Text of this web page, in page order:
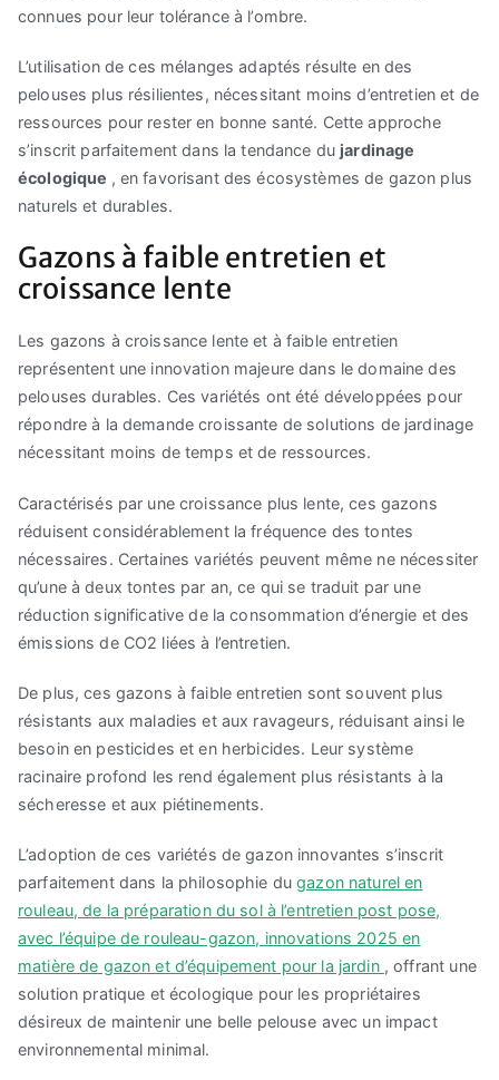
connues pour leur tolérance à l’ombre.
L’utilisation de ces mélanges adaptés résulte en des
pelouses plus résilientes, nécessitant moins d’entretien et de
ressources pour rester en bonne santé. Cette approche
s’inscrit parfaitement dans la tendance dujardinage
écologique , en favorisant des écosystèmes de gazon plus
naturels et durables.
Gazons à faible entretien et
croissance lente
Les gazons à croissance lente et à faible entretien
représentent une innovation majeure dans le domaine des
pelouses durables. Ces variétés ont été développées pour
répondre à la demande croissante de solutions de jardinage
nécessitant moins de temps et de ressources.
Caractérisés par une croissance plus lente, ces gazons
réduisent considérablement la fréquence des tontes
nécessaires. Certaines variétés peuvent même ne nécessiter
qu’une à deux tontes par an, ce qui se traduit par une
réduction significative de la consommation d’énergie et des
émissions de CO2 liées à l’entretien.
De plus, ces gazons à faible entretien sont souvent plus
résistants aux maladies et aux ravageurs, réduisant ainsi le
besoin en pesticides et en herbicides. Leur système
racinaire profond les rend également plus résistants à la
sécheresse et aux piétinements.
L’adoption de ces variétés de gazon innovantes s’inscrit
parfaitement dans la philosophie dugazon naturel en
rouleau, de la préparation du sol à l’entretien post pose,
avec l’équipe de rouleau-gazon, innovations 2025 en
matière de gazon et d’équipement pour la jardin , offrant une
solution pratique et écologique pour les propriétaires
désireux de maintenir une belle pelouse avec un impact
environnemental minimal.